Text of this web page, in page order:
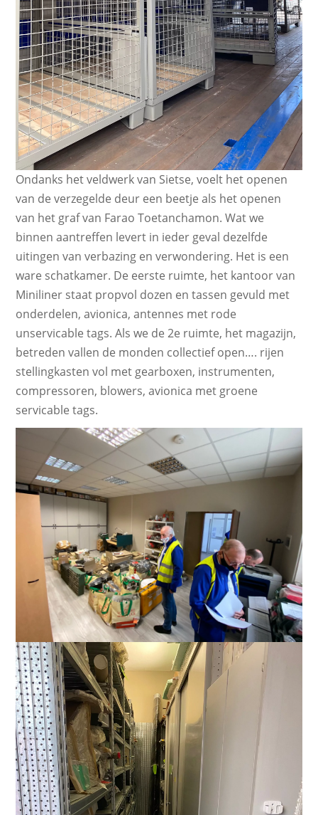
Ondanks het veldwerk van Sietse, voelt het openen
van de verzegelde deur een beetje als het openen
van het graf van Farao Toetanchamon. Wat we
binnen aantreffen levert in ieder geval dezelfde
uitingen van verbazing en verwondering. Het is een
ware schatkamer. De eerste ruimte, het kantoor van
Miniliner staat propvol dozen en tassen gevuld met
onderdelen, avionica, antennes met rode
unservicable tags. Als we de 2e ruimte, het magazijn,
betreden vallen de monden collectief open…. rijen
stellingkasten vol met gearboxen, instrumenten,
compressoren, blowers, avionica met groene
servicable tags.